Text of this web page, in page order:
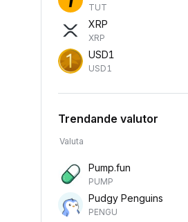
TUT
XRP
XRP
USD1
USD1
Trendande valutor
Valuta
Pump.fun
PUMP
Pudgy Penguins
PENGU